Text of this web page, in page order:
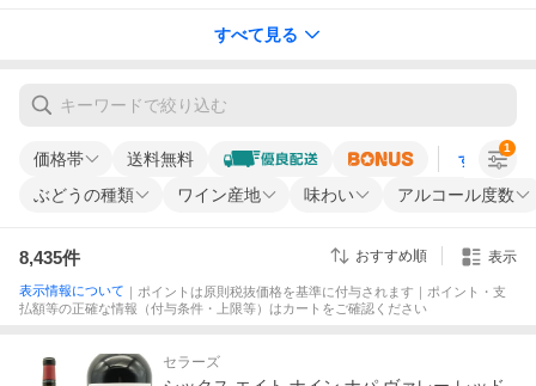
すべて見る
価格帯 送料無料 すべての条
ぶどうの種類 ワイン産地 味わい アルコール度数
1
8,435件 おすすめ順 表示
表示情報について ｜ポイントは原則税抜価格を基準に付与されます｜ポイント・支
払額等の正確な情報（付与条件・上限等）はカートをご確認ください
セラーズ